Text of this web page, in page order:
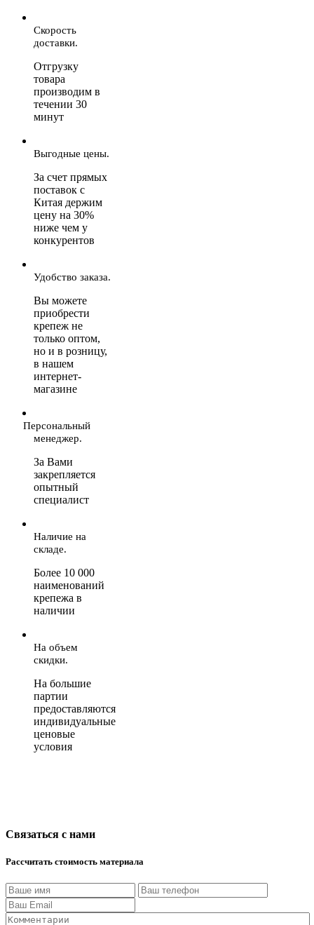
Скорость
доставки.
Отгрузку
товара
производим в
течении 30
минут
Выгодные цены.
За счет прямых
поставок с
Китая держим
цену на 30%
ниже чем у
конкурентов
Удобство заказа.
Вы можете
приобрести
крепеж не
только оптом,
но и в розницу,
в нашем
интернет-
магазине
Персональный
менеджер.
За Вами
закрепляется
опытный
специалист
Наличие на
складе.
Более 10 000
наименований
крепежа в
наличии
На объем
скидки.
На большие
партии
предоставляются
индивидуальные
ценовые
условия
Связаться с нами
Рассчитать стоимость материала